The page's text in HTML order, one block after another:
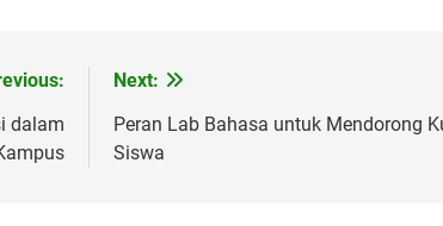
dalam
Next:
Peran Lab Bahasa untuk Mendorong
Siswa